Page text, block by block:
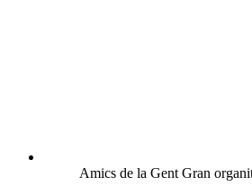
Amics de la Gent Gran